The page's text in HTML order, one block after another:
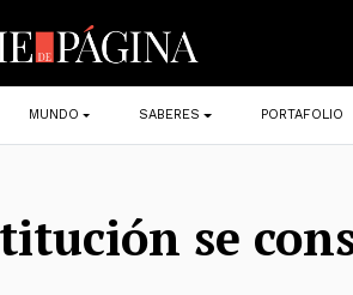
MUNDO SABERES PORTAFOLIO
se